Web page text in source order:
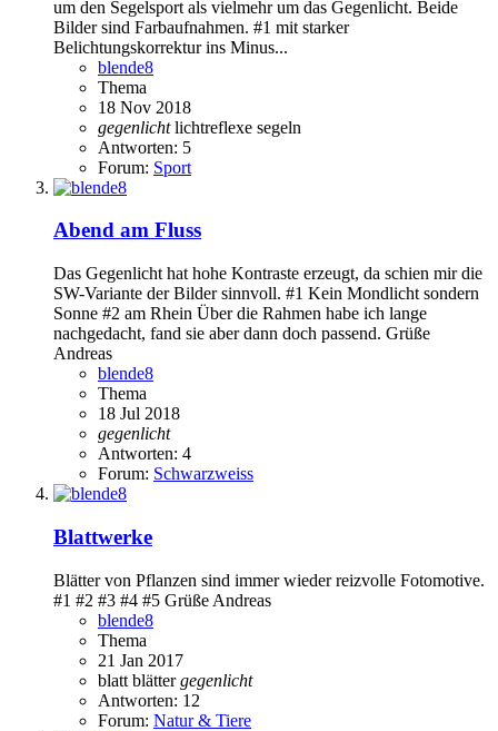
um den Segelsport als vielmehr um das Gegenlicht. Beide
Bilder sind Farbaufnahmen. #1 mit starker
Belichtungskorrektur ins Minus...
blende8
Thema
18 Nov 2018
gegenlicht lichtreflexe segeln
Antworten: 5
Forum: Sport
Abend am Fluss
Das Gegenlicht hat hohe Kontraste erzeugt, da schien mir die
SW-Variante der Bilder sinnvoll. #1 Kein Mondlicht sondern
Sonne #2 am Rhein Über die Rahmen habe ich lange
nachgedacht, fand sie aber dann doch passend. Grüße
Andreas
blende8
Thema
18 Jul 2018
gegenlicht
Antworten: 4
Forum: Schwarzweiss
Blattwerke
Blätter von Pflanzen sind immer wieder reizvolle Fotomotive.
#1 #2 #3 #4 #5 Grüße Andreas
blende8
Thema
21 Jan 2017
blatt blättergegenlicht
Antworten: 12
Forum: Natur & Tiere